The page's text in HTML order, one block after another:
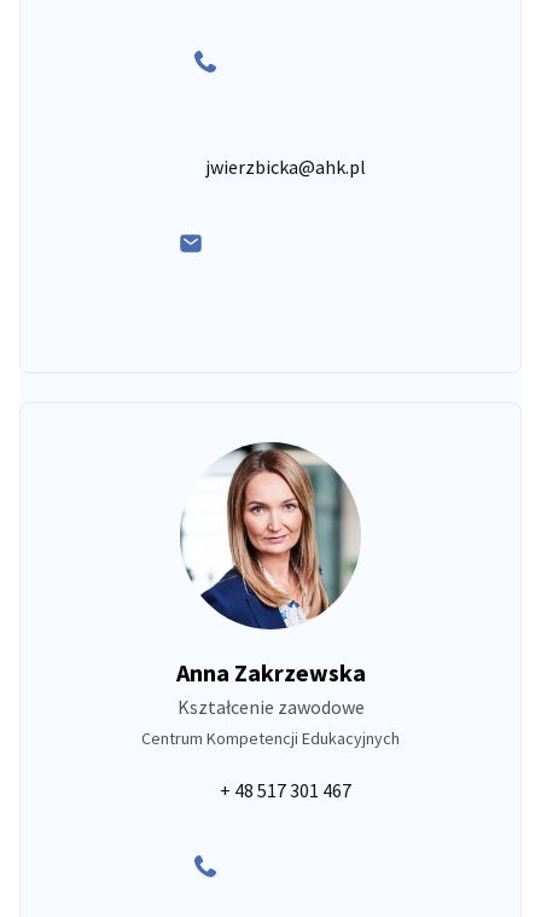
jwierzbicka@ahk.pl
Anna Zakrzewska
Kształcenie zawodowe
Centrum Kompetencji Edukacyjnych
+ 48 517 301 467